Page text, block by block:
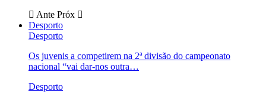
Ante Próx
Desporto
Desporto
Os juvenis a competirem na 2ª divisão do campeonato
nacional “vai dar-nos outra…
Desporto